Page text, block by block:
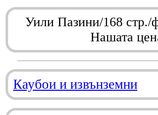
Уили Пазини/168
Нашата
Каубои и извънземни